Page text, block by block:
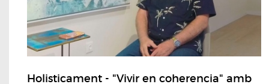
Holisticament - "Vivir en coherencia" amb